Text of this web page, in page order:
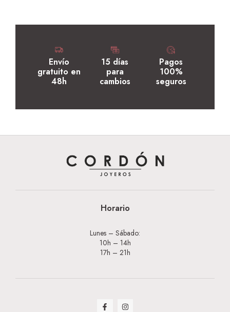
Envío
gratuito en
48h
15 días
para
cambios
Pagos
100%
seguros
Horario
Lunes – Sábado:
10h – 14h
17h – 21h